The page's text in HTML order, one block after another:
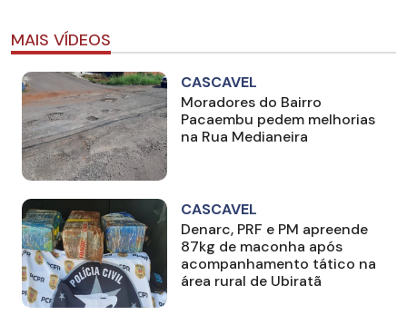
MAIS VÍDEOS
CASCAVEL
Moradores do Bairro
Pacaembu pedem melhorias
na Rua Medianeira
CASCAVEL
Denarc, PRF e PM apreende
87kg de maconha após
acompanhamento tático na
área rural de Ubiratã